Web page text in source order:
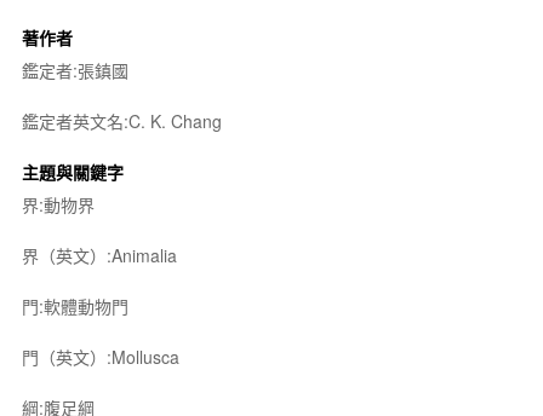
著作者
鑑定者:張鎮國
鑑定者英文名:C. K. Chang
主題與關鍵字
界:動物界
界（英文）:Animalia
門:軟體動物門
門（英文）:Mollusca
綱:腹足綱